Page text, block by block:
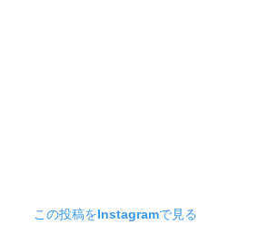
この投稿をInstagramで見る